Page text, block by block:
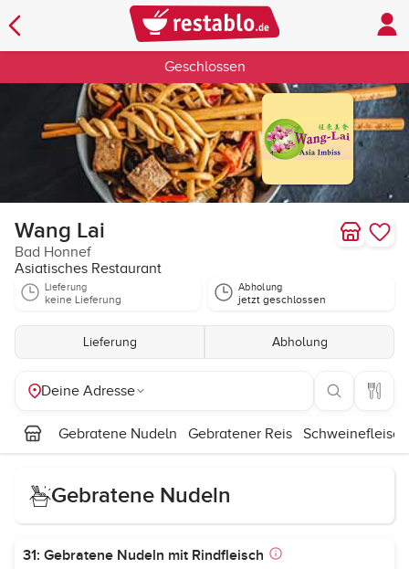
Geschlossen
Wang Lai
Bad Honnef
Asiatisches Restaurant
Lieferung
keine Lieferung
Abholung
jetzt geschlossen
Lieferung Abholung
Deine Adresse
Gebratene Nudeln Gebratener Reis
Gebratene Nudeln
31: Gebratene Nudeln mit Rindfleisch